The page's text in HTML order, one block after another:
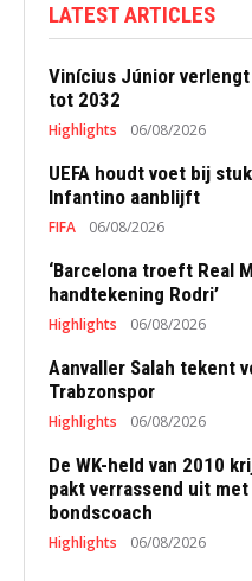
LATEST ARTICLES
Vinícius Júnior
tot 2032
Highlights 06/08/2026
UEFA houdt voet bij
Infantino aanblijft
FIFA 06/08/2026
‘Barcelona troeft Real
handtekening Rodri’
Highlights 06/08/2026
Aanvaller Salah tekent
Trabzonspor
Highlights 06/08/2026
De WK-held van 2010
pakt verrassend uit
bondscoach
Highlights 06/08/2026